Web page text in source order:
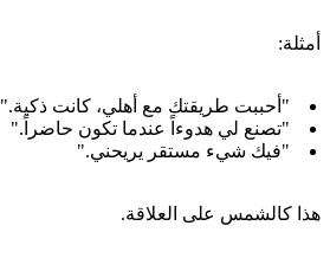
أمثلة:
"أحببت طريقتك مع أهلي، كانت ذكية."
"تصنع لي هدوءاً عندما تكون حاضراً."
"فيك شيء مستقر يريحني."
هذا كالشمس على العلاقة.